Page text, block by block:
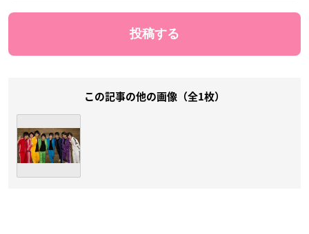
この記事の他の画像（全1枚）